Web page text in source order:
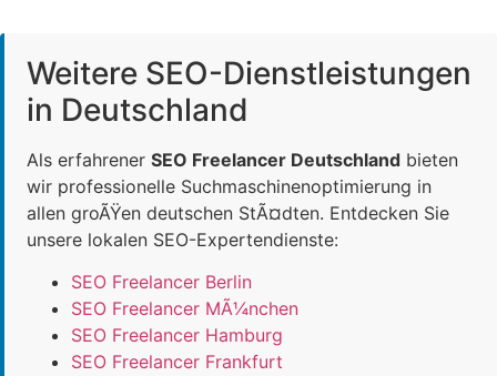
Weitere SEO-Dienstleistungen
in Deutschland
Als erfahrener SEO Freelancer Deutschland bieten
wir professionelle Suchmaschinenoptimierung in
allen groÃŸen deutschen StÃ¤dten. Entdecken Sie
unsere lokalen SEO-Expertendienste:
SEO Freelancer Berlin
SEO Freelancer MÃ¼nchen
SEO Freelancer Hamburg
SEO Freelancer Frankfurt